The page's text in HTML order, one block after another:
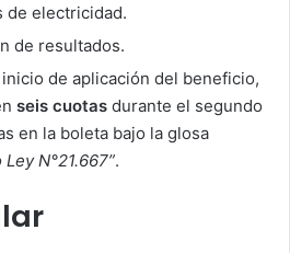
de electricidad.
de resultados.
inicio de aplicación del beneficio,
seis cuotas durante el segundo
en la boleta bajo la glosa
N°21.667”.